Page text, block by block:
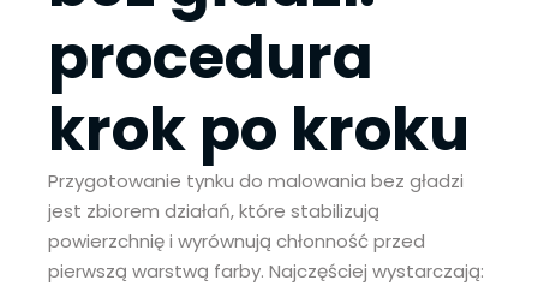
procedura
krok po kroku
Przygotowanie tynku do malowania bez gładzi
jest zbiorem działań, które stabilizują
powierzchnię i wyrównują chłonność przed
pierwszą warstwą farby. Najczęściej wystarczają: